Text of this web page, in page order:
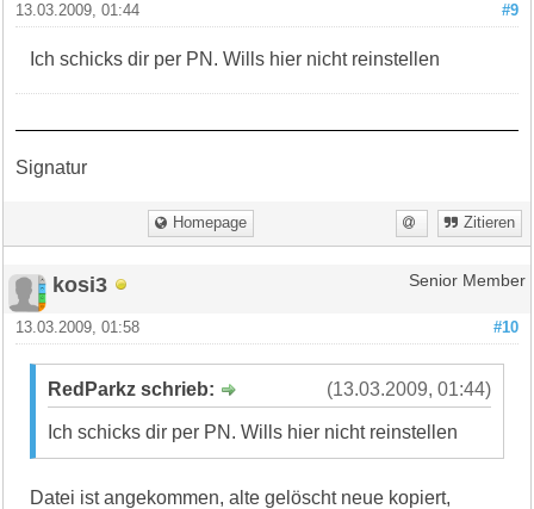
#9
13.03.2009, 01:44
Ich schicks dir per PN. Wills hier nicht reinstellen
Signatur
Homepage Zitieren
kosi3 Senior Member
#10
13.03.2009, 01:58
(13.03.2009, 01:44)
RedParkz schrieb:
Ich schicks dir per PN. Wills hier nicht reinstellen
Datei ist angekommen, alte gelöscht neue kopiert,